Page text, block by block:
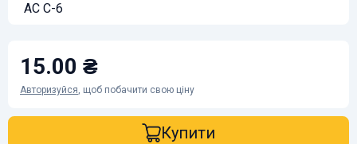
АС C-6
15.00 ₴
Авторизуйся, щоб побачити свою ціну
Купити